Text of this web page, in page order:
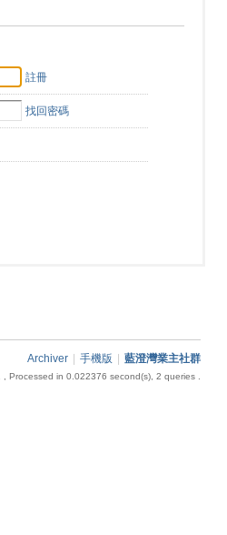
註冊
找回密碼
Archiver 手機版 藍澄灣業主社群
, Processed in 0.022376 second(s), 2 queries .